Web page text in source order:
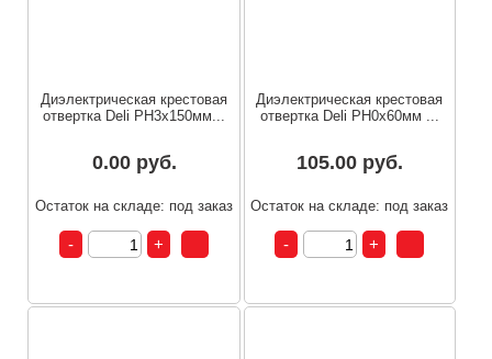
Диэлектрическая крестовая
отвертка Deli PH3х150мм...
0.00 руб.
Остаток на складе: под заказ
Диэлектрическая крестовая
отвертка Deli PH0х60мм ...
105.00 руб.
Остаток на складе: под заказ